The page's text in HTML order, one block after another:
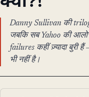
Danny Sullivan की
जबकि सब Yahoo की
failures कहीं ज़्यादा बुरी
भी नहीं है।